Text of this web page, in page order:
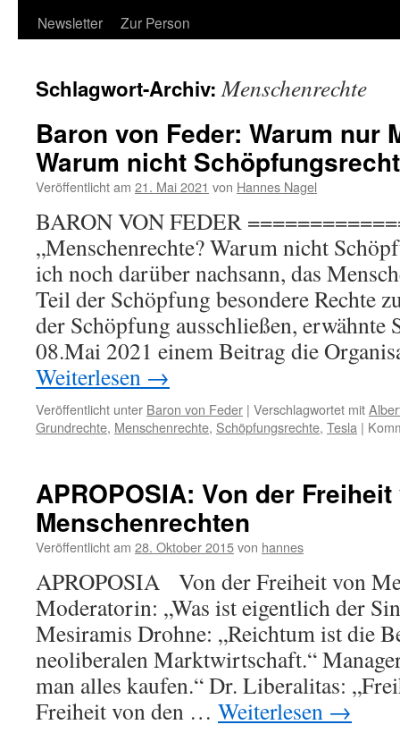
Newsletter
Zur Person
Schlagwort-Archiv:Menschenrechte
Baron von Feder: Warum nur
Warum nicht
Veröffentlicht am 21. Mai 2021 von Hannes Nagel
BARON VON FEDER
„Menschenrechte? Warum nicht
ich noch darüber nachsann, das
Teil der Schöpfung besondere Rechte
der Schöpfung ausschließen, erwähnte
08.Mai 2021 einem Beitrag die
Weiterlesen →
Veröffentlicht unter Baron von Feder | Verschlagwortet mit
Grundrechte, Menschenrechte, Schöpfungsrechte, Tesla |
APROPOSIA: Von der
Menschenrechten
Veröffentlicht am 28. Oktober 2015von hannes
APROPOSIA Von der Freiheit von
Moderatorin: „Was ist eigentlich der
Mesiramis Drohne: „Reichtum ist die
neoliberalen Marktwirtschaft.“
man alles kaufen.“ Dr. Liberalitas:
Freiheit von den … Weiterlesen →